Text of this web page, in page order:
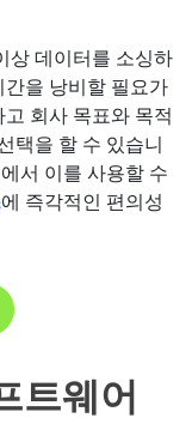
상 데이터를 소싱하
을 낭비할 필요가
회사 목표와 목적
택을 할 수 있습니
서 이를 사용할 수
에 즉각적인 편의성
트웨어